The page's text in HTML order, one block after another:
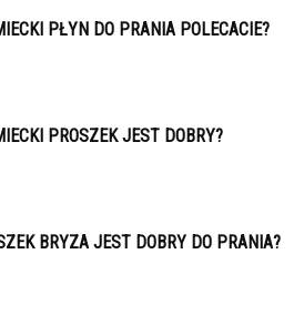
PŁYN DO PRANIA POLECACIE?
PROSZEK JEST DOBRY?
BRYZA JEST DOBRY DO PRANIA?